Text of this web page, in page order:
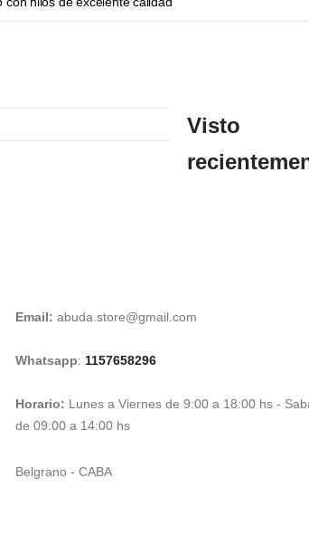
Visto
Email: abuda.store@gmail.com
Whatsapp: 1157658296
Horario: Lunes a Viernes de 9:00 a 18:00 hs -
de 09:00 a 14:00 hs
Belgrano - CABA